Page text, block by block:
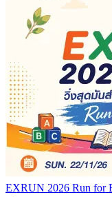
EXRUN 2026 Run